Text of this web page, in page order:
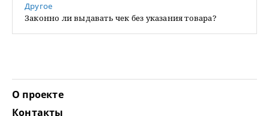
Другое
Законно ли выдавать чек без указания товара?
О проекте
Контакты